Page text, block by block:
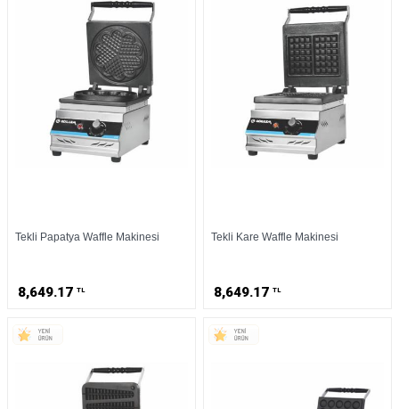
Tekli Papatya Waffle Makinesi
8,649.17 TL
Tekli Kare Waffle Makinesi
8,649.17 TL